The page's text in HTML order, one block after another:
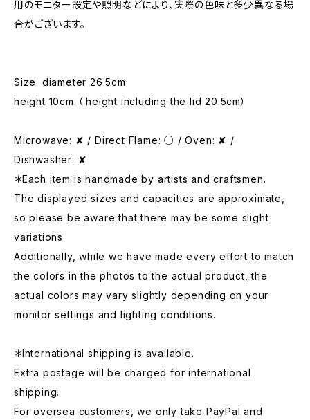
用のモニター設定や照明などにより、実際の色味と多少異なる場
合がございます。
Size: diameter 26.5cm
height 10cm （ height including the lid 20.5cm）
Microwave: ✘ / Direct Flame: ○ / Oven: ✘ /
Dishwasher: ✘
＊Each item is handmade by artists and craftsmen.
The displayed sizes and capacities are approximate,
so please be aware that there may be some slight
variations.
Additionally, while we have made every effort to match
the colors in the photos to the actual product, the
actual colors may vary slightly depending on your
monitor settings and lighting conditions.
＊International shipping is available.
Extra postage will be charged for international
shipping.
For oversea customers, we only take PayPal and